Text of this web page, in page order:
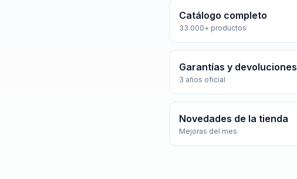
Catálogo completo
33.000+ productos
Garantías y devoluciones
3 años oficial
Novedades de la tienda
Mejoras del mes